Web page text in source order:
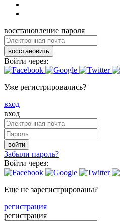
восстановление пароля
восстановить
Войти через:
Уже регистрировались?
вход
вход
войти
Забыли пароль?
Войти через:
Еще не зарегистрированы?
регистрация
регистрация